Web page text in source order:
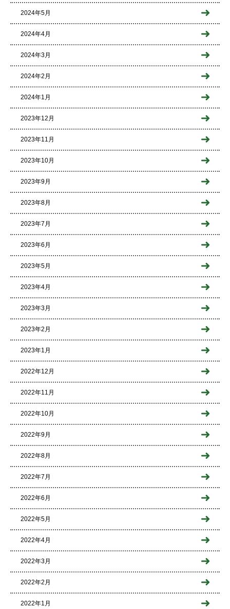
2024年5月
2024年4月
2024年3月
2024年2月
2024年1月
2023年12月
2023年11月
2023年10月
2023年9月
2023年8月
2023年7月
2023年6月
2023年5月
2023年4月
2023年3月
2023年2月
2023年1月
2022年12月
2022年11月
2022年10月
2022年9月
2022年8月
2022年7月
2022年6月
2022年5月
2022年4月
2022年3月
2022年2月
2022年1月